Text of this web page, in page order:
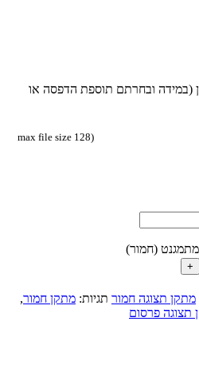
(במידה ובחרתם תוספת הדפסה או
(max file size 128
(חמור)
מתקן תצוגה חמור תגיות: מתקן חמור,
תצוגה פרסום